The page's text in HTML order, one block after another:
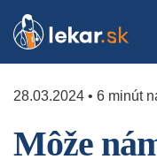
28.03.2024 • 6 minút
Môže